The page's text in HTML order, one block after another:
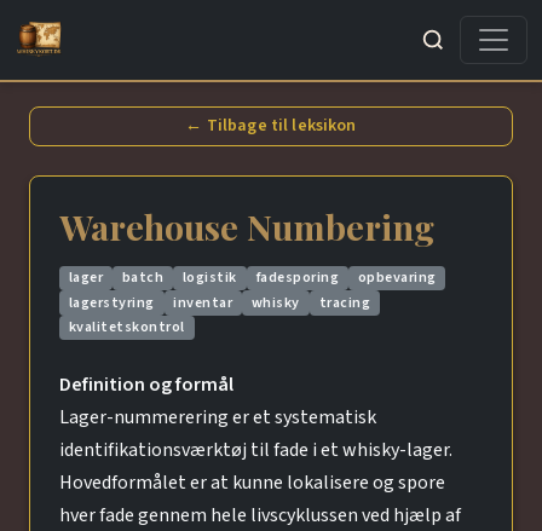
Søg
← Tilbage til leksikon
Warehouse Numbering
lager batch logistik fadesporing
opbevaring
lagerstyring
inventar whisky
tracing
kvalitetskontrol
Definition og formål
Lager-nummerering er et systematisk
identifikationsværktøj til fade i et whisky-lager.
Hovedformålet er at kunne lokalisere og spore
hver fade gennem hele livscyklussen ved hjælp af